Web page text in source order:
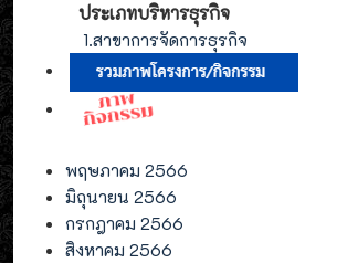
ประเภทบริหารธุรกิจ
1.สาขาการจัดการธุรกิจ
พฤษภาคม 2566
มิถุนายน 2566
กรกฎาคม 2566
สิงหาคม 2566